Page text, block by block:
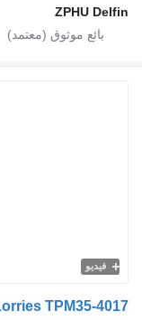
Lorries